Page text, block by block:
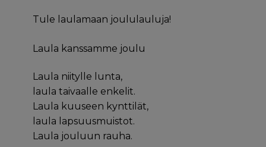
Tule laulamaan joululauluja!
Laula kanssamme joulu
Laula niitylle lunta,
laula taivaalle enkelit.
Laula kuuseen kynttilät,
laula lapsuusmuistot.
Laula jouluun rauha.